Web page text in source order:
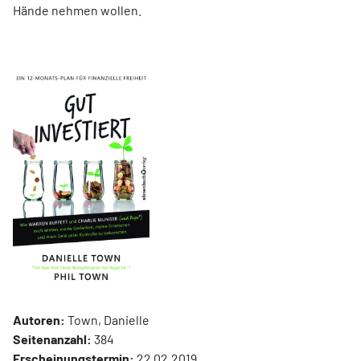
Hände nehmen wollen.
Autoren: Town, Danielle
Seitenanzahl: 384